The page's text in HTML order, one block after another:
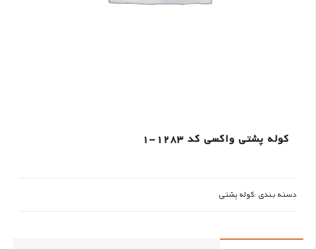
کوله پشتی واکسی کد 1283-1
دسته بندی :کوله پشتی